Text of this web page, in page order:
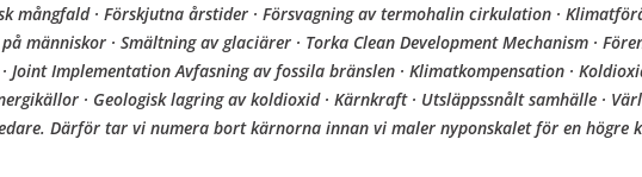
mångfald · Förskjutna årstider · Försvagning av termohalin cirkulation ·
människor · Smältning av glaciärer · Torka Clean Development Mechanism ·
Implementation Avfasning av fossila bränslen · Klimatkompensation ·
· Geologisk lagring av koldioxid · Kärnkraft · Utsläppssnålt samhälle ·
Därför tar vi numera bort kärnorna innan vi maler nyponskalet för en högre